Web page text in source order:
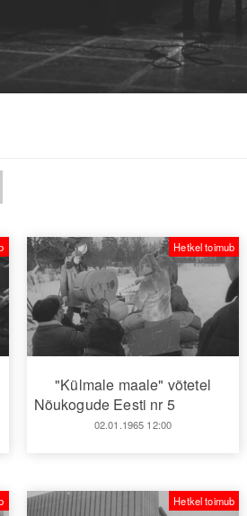
"Külmale maale" võtetel
Nõukogude Eesti nr 5
02.01.1965 12:00
Hetkel toimub
Hetkel toimub